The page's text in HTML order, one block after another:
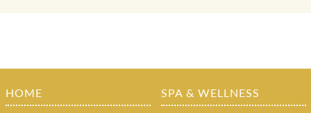
HOME SPA & WELLNESS